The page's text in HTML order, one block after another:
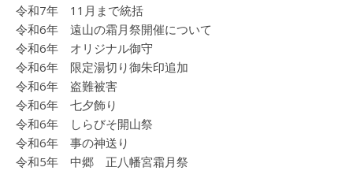
令和7年 11月まで統括
令和6年 遠山の霜月祭開催について
令和6年 オリジナル御守
令和6年 限定湯切り御朱印追加
令和6年 盗難被害
令和6年 七夕飾り
令和6年 しらびそ開山祭
令和6年 事の神送り
令和5年 中郷 正八幡宮霜月祭